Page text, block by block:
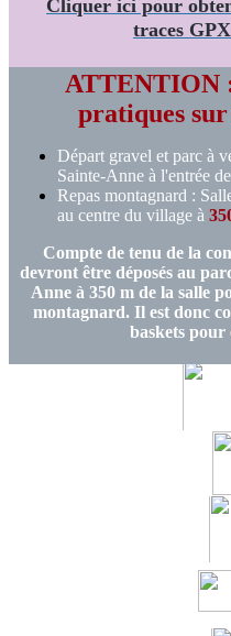
Cliquer ici pour
traces
ATTENTION
pratiques sur
Départ gravel et parc à
Sainte-Anne à l'entrée
Repas montagnard :
au centre du village à
Compte de tenu de la
devront être déposés au
Anne à 350 m de la salle
montagnard. Il est donc
baskets pour